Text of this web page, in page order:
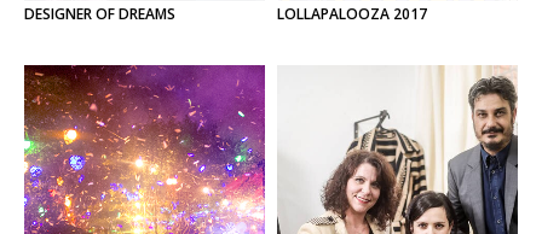
DESIGNEROFDREAMS LOLLAPALOOZA 2017